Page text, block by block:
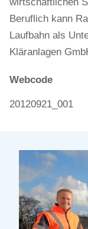
Beruflich kann
Laufbahn als
Kläranlagen
Webcode
20120921_001